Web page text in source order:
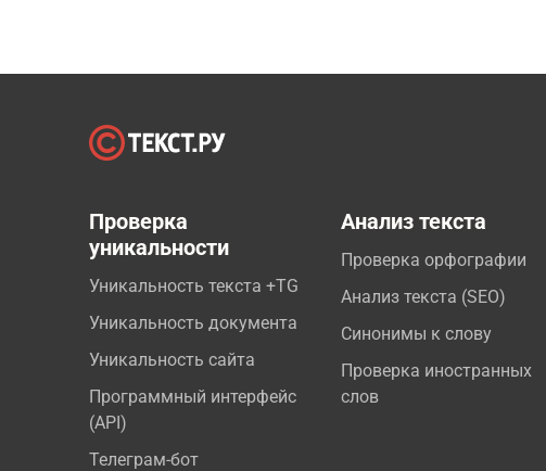
Проверка
уникальности
Уникальность текста +TG
Уникальность документа
Уникальность сайта
Программный интерфейс
(API)
Телеграм-бот
Анализ текста
Проверка орфографии
Анализ текста (SEO)
Синонимы к слову
Проверка иностранных
слов